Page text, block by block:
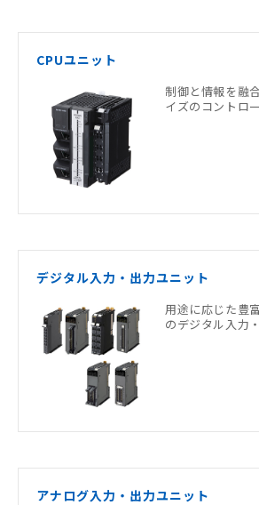
CPUユニット
制御と情報を融
イズのコントロ
デジタル入力・出力ユニット
用途に応じた豊
のデジタル入力
アナログ入力・出力ユニット